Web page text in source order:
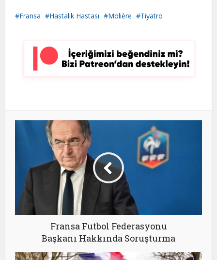
Fransa Hastalık Hastası Molière Tiyatro
Fransa Futbol Federasyonu
Başkanı Hakkında Soruşturma